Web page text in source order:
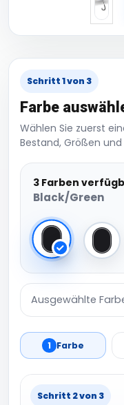
Schritt 1 von 3
Farbe
Wählen Sie zuerst
Bestand, Größen
3 Farben
Black/Green
Black/Green
Ausgewählte
1 Farbe
Schritt 2 von 3